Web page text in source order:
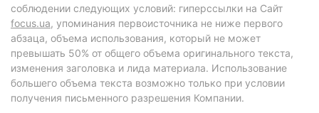
соблюдении следующих условий: гиперссылки на Сайт
focus.ua, упоминания первоисточника не ниже первого
абзаца, объема использования, который не может
превышать 50% от общего объема оригинального текста,
изменения заголовка и лида материала. Использование
большего объема текста возможно только при условии
получения письменного разрешения Компании.